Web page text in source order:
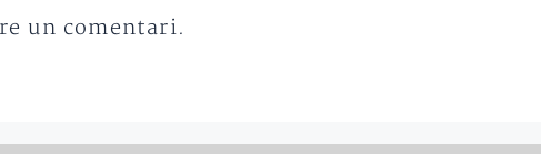
un comentari.